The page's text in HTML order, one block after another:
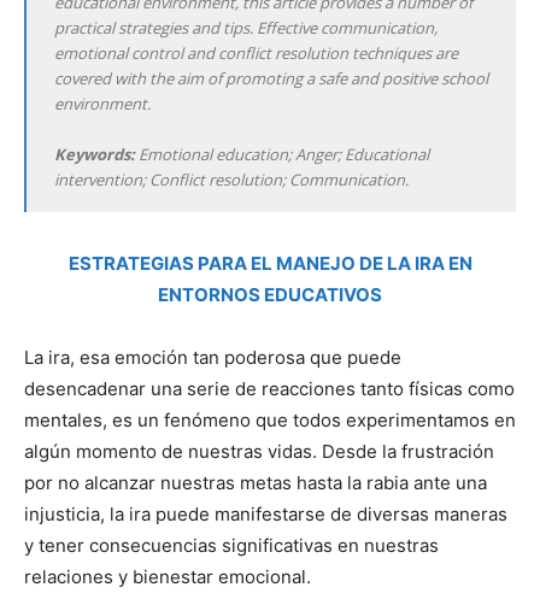
practical strategies and tips. Effective communication,
emotional control and conflict resolution techniques are
covered with the aim of promoting a safe and positive school
environment.
Keywords:Emotional education; Anger; Educational
intervention; Conflict resolution; Communication.
ESTRATEGIAS PARA EL MANEJO DE LA IRA EN
ENTORNOS EDUCATIVOS
La ira, esa emoción tan poderosa que puede
desencadenar una serie de reacciones tanto físicas como
mentales, es un fenómeno que todos experimentamos en
algún momento de nuestras vidas. Desde la frustración
por no alcanzar nuestras metas hasta la rabia ante una
injusticia, la ira puede manifestarse de diversas maneras
y tener consecuencias significativas en nuestras
relaciones y bienestar emocional.